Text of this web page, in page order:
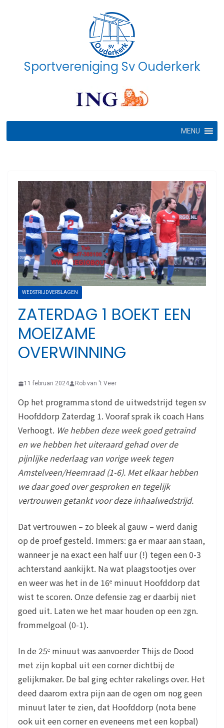
Sportvereniging Sv Ouderkerk
MENU
WEDSTRIJDVERSLAGEN
ZATERDAG 1 BOEKT EEN
MOEIZAME
OVERWINNING
11 februari 2024 Rob van 't Veer
Op het programma stond de uitwedstrijd tegen sv
Hoofddorp Zaterdag 1. Vooraf sprak ik coach Hans
Verhoogt. We hebben deze week goed getraind
en we hebben het uiteraard gehad over de
pijnlijke nederlaag van vorige week tegen
Amstelveen/Heemraad (1-6). Met elkaar hebben
we daar goed over gesproken en tegelijk
vertrouwen getankt voor deze inhaalwedstrijd.
Dat vertrouwen – zo bleek al gauw – werd danig
op de proef gesteld. Immers: ga er maar aan staan,
wanneer je na exact een half uur (!) tegen een 0-3
achterstand aankijkt. Na wat plaagstootjes over
en weer was het in de 16e minuut Hoofddorp dat
wist te scoren. Onze defensie zag er daarbij niet
goed uit. Laten we het maar houden op een zgn.
frommelgoal (0-1).
In de 25e minuut was aanvoerder Thijs de Dood
met zijn kopbal uit een corner dichtbij de
gelijkmaker. De bal ging echter rakelings over. Het
deed daarom extra pijn aan de ogen om nog geen
minuut later te zien, dat Hoofddorp (nota bene
ook uit een corner en eveneens met een kopbal)